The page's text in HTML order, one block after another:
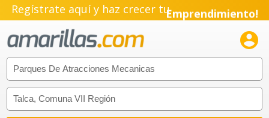
Regístrate aquí y haz crecer tuEmprendimiento!
